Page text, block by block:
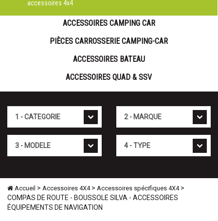
accessoires 4x4
ACCESSOIRES CAMPING CAR
PIÈCES CARROSSERIE CAMPING-CAR
ACCESSOIRES BATEAU
ACCESSOIRES QUAD & SSV
Accueil > Accessoires 4X4> Accessoires spécifiques 4X4>
COMPAS DE ROUTE - BOUSSOLE SILVA - ACCESSOIRES
ÉQUIPEMENTS DE NAVIGATION